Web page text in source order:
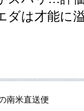
は才能に
南米直送便